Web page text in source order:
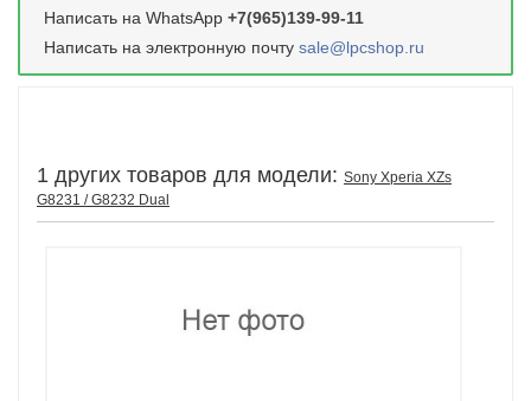
Написать на WhatsApp +7(965)139-99-11
Написать на электронную почту sale@lpcshop.ru
1 других товаров для модели: Sony Xperia XZs
G8231 / G8232 Dual